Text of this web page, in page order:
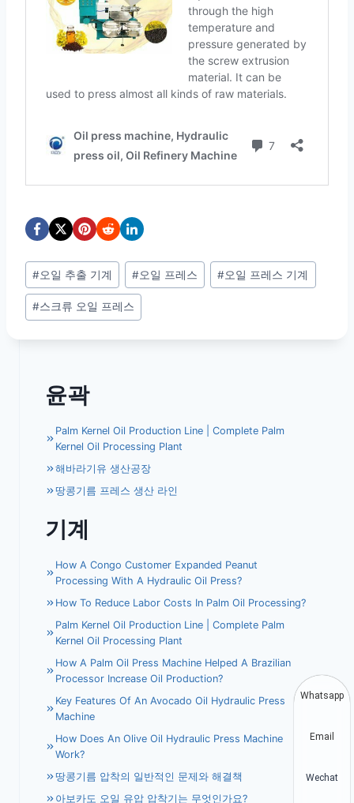
Post
Tags:
#오일 추출 기계 #오일 프레스 #오일 프레스 기계
#스크류 오일 프레스
윤곽
Palm Kernel Oil Production Line | Complete Palm
Kernel Oil Processing Plant
해바라기유 생산공장
땅콩기름 프레스 생산 라인
기계
How A Congo Customer Expanded Peanut
Processing With A Hydraulic Oil Press?
How To Reduce Labor Costs In Palm Oil Processing?
Palm Kernel Oil Production Line | Complete Palm
Kernel Oil Processing Plant
How A Palm Oil Press Machine Helped A Brazilian
Processor Increase Oil Production?
Key Features Of An Avocado Oil Hydraulic Press
Machine
How Does An Olive Oil Hydraulic Press Machine
Work?
땅콩기름 압착의 일반적인 문제와 해결책
아보카도 오일 유압 압착기는 무엇인가요?
Whatsapp
Email
Wechat